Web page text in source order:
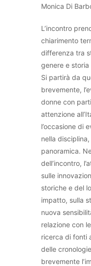
Monica Di
L’incontro
chiarimento
differenza tra
genere e
Si partirà da
brevemente,
donne con
attenzione
l’occasione di
nella
panoramica.
dell’incontro,
sulle
storiche e del
impatto, sulla
nuova
relazione con
ricerca di fonti
delle
brevemente